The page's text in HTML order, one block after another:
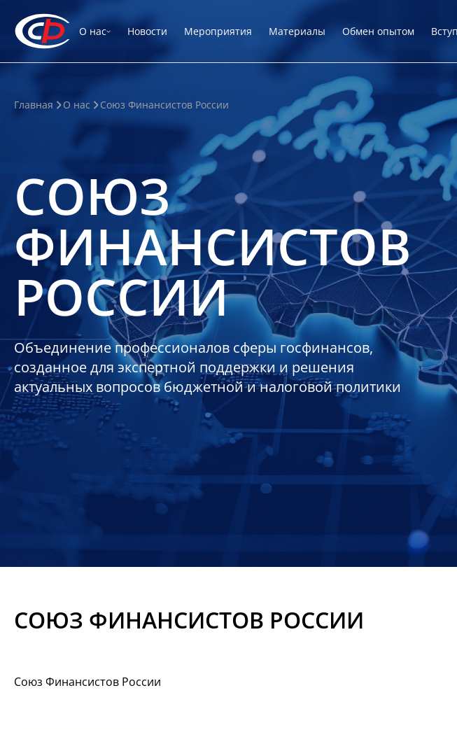
О нас Новости Мероприятия Материалы Обмен опытом
Главная О нас Союз Финансистов России
СОЮЗ
ФИНАНСИСТОВ
РОССИИ
Объединение профессионалов сферы госфинансов,
созданное для экспертной поддержки и решения
актуальных вопросов бюджетной и налоговой политики
СОЮЗ ФИНАНСИСТОВ РОССИИ
Союз Финансистов России